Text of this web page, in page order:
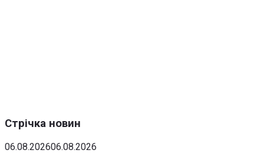
Стрічка новин
06.08.202606.08.2026